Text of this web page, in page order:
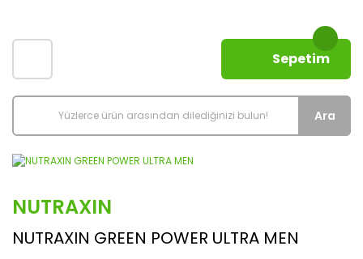
Ara
Sepetim
NUTRAXIN
NUTRAXIN GREEN POWER ULTRA MEN